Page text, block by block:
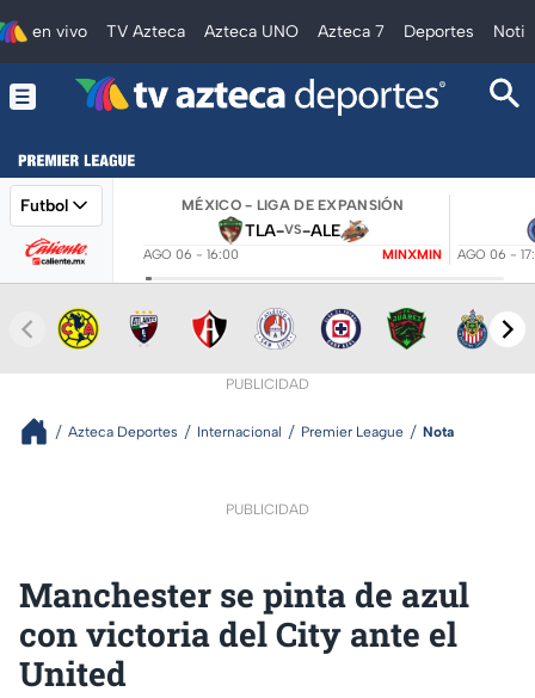
en vivo TV Azteca Azteca UNO Azteca 7 Deportes
Futbol MÉXICO - LIGA DE EXPANSIÓN
TLA-VS-ALE
AGO 06 - 16:00 MINXMIN AGO 06 -
PUBLICIDAD
Azteca Deportes Internacional Premier League Nota
PUBLICIDAD
Manchester se pinta de azul
con victoria del City ante el
United